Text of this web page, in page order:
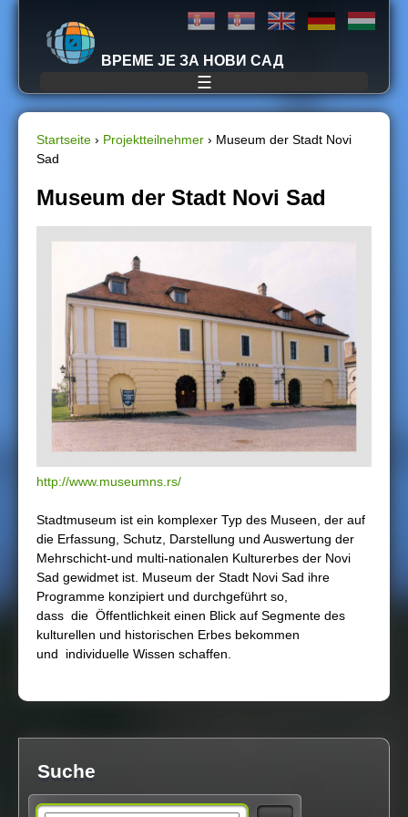
Jump to navigation
ВРЕМЕ ЈЕ ЗА НОВИ САД
☰
S
i
i
e
r
Startseite › Projektteilnehmer › Museum der Stadt Novi
Sad
Museum der Stadt Novi Sad
http://www.museumns.rs/
Stadtmuseum ist ein komplexer Typ des Museen, der auf
die Erfassung, Schutz, Darstellung und Auswertung der
Mehrschicht-und multi-nationalen Kulturerbes der Novi
Sad gewidmet ist. Museum der Stadt Novi Sad ihre
Programme konzipiert und durchgeführt so,
dass die Öffentlichkeit einen Blick auf Segmente des
kulturellen und historischen Erbes bekommen
und individuelle Wissen schaffen.
Suche